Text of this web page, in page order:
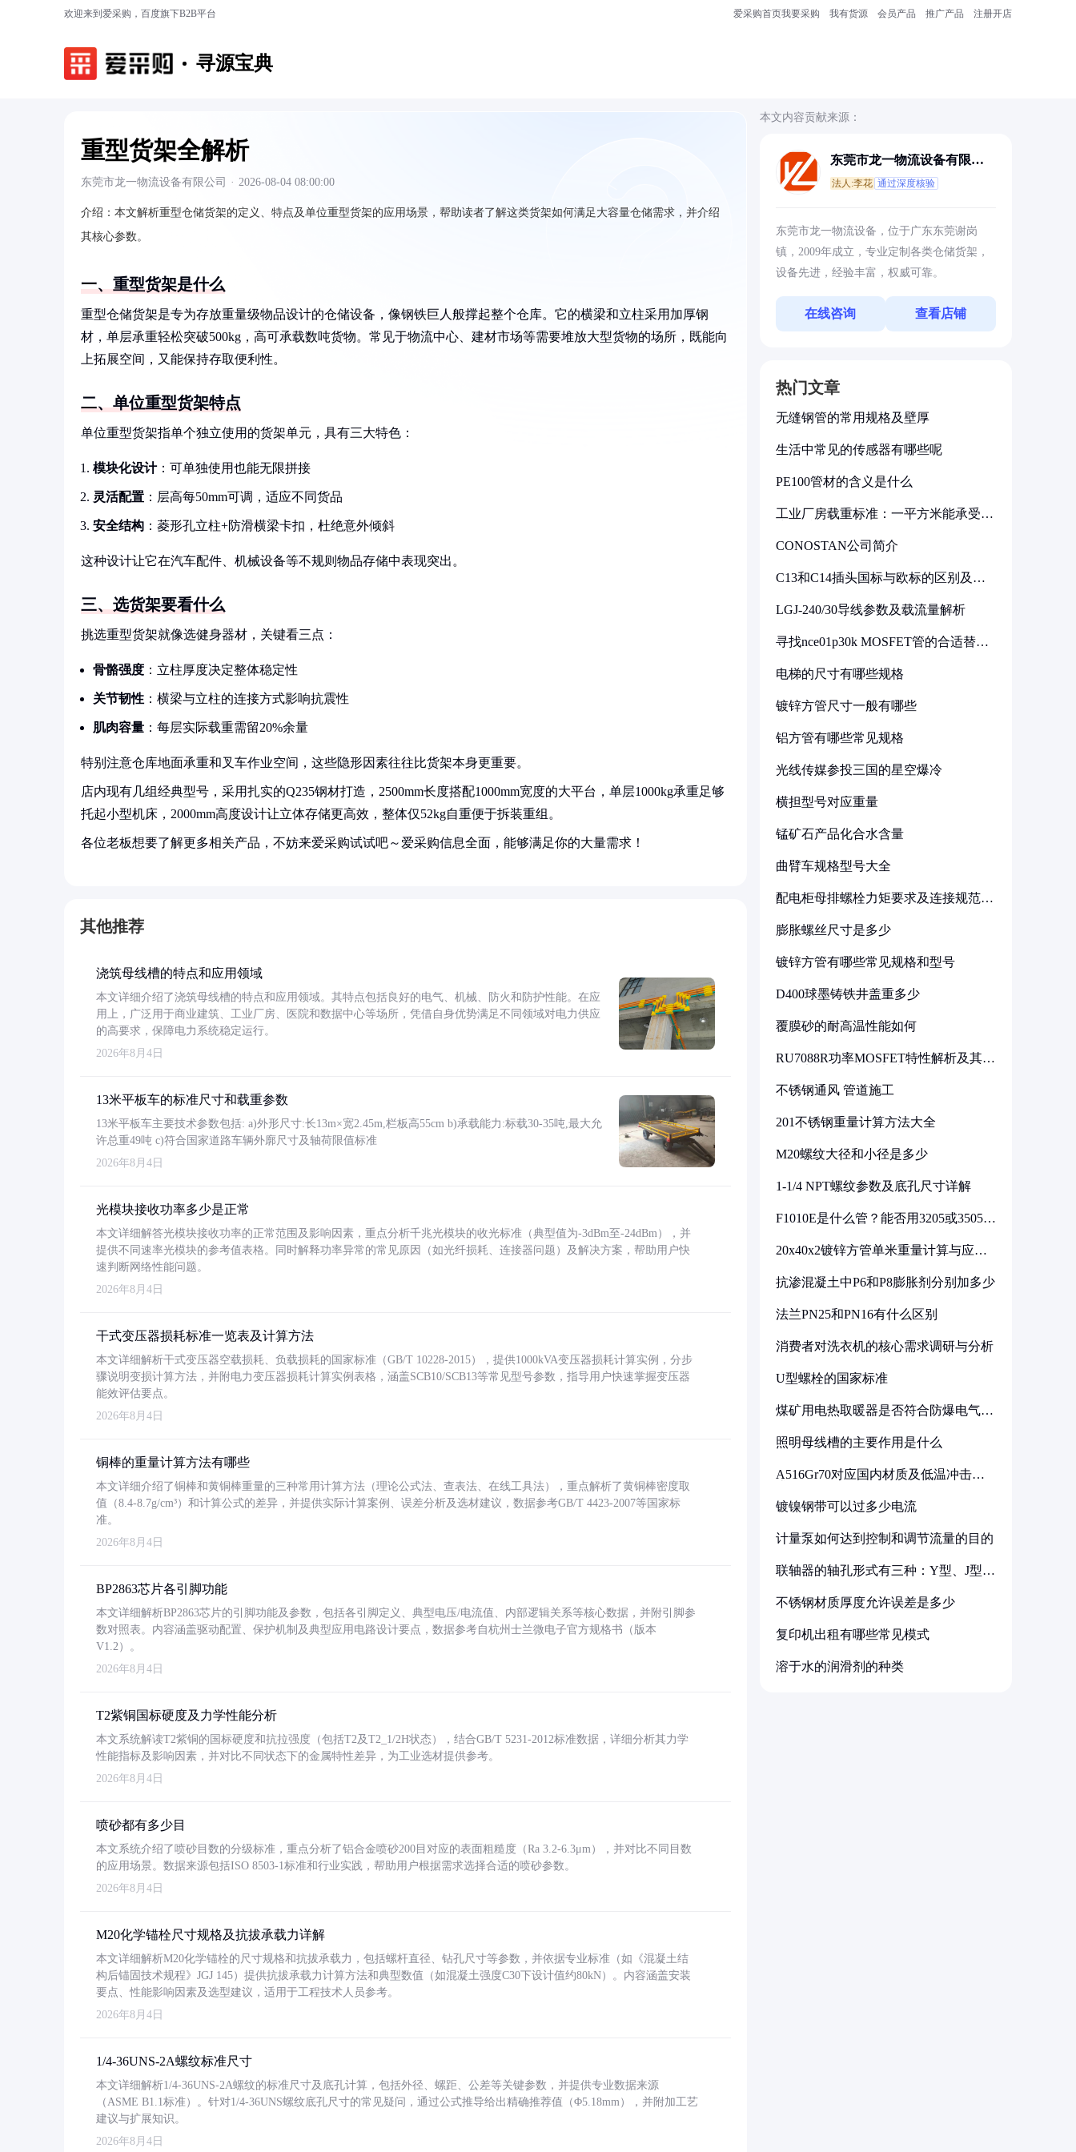
欢迎来到爱采购，百度旗下B2B平台 爱采购首页我要采购 我有货源 会员产品 推广产品 注册开店
寻源宝典
重型货架全解析
东莞市龙一物流设备有限公司 · 2026-08-04 08:00:00
介绍： 本文解析重型仓储货架的定义、特点及单位重型货架的应用场景，帮助读者了解这类货架如何满足大容量仓储需求，并介绍
其核心参数。
一、重型货架是什么
重型仓储货架是专为存放重量级物品设计的仓储设备，像钢铁巨人般撑起整个仓库。它的横梁和立柱采用加厚钢
材，单层承重轻松突破500kg，高可承载数吨货物。常见于物流中心、建材市场等需要堆放大型货物的场所，既能向
上拓展空间，又能保持存取便利性。
二、单位重型货架特点
单位重型货架指单个独立使用的货架单元，具有三大特色：
模块化设计：可单独使用也能无限拼接
灵活配置 ：层高每50mm可调，适应不同货品
安全结构 ：菱形孔立柱+防滑横梁卡扣，杜绝意外倾斜
这种设计让它在汽车配件、机械设备等不规则物品存储中表现突出。
三、选货架要看什么
挑选重型货架就像选健身器材，关键看三点：
骨骼强度 ：立柱厚度决定整体稳定性
关节韧性 ：横梁与立柱的连接方式影响抗震性
肌肉容量 ：每层实际载重需留20%余量
特别注意仓库地面承重和叉车作业空间，这些隐形因素往往比货架本身更重要。
店内现有几组经典型号，采用扎实的Q235钢材打造，2500mm长度搭配1000mm宽度的大平台，单层1000kg承重足够
托起小型机床，2000mm高度设计让立体存储更高效，整体仅52kg自重便于拆装重组。
各位老板想要了解更多相关产品，不妨来爱采购试试吧～爱采购信息全面，能够满足你的大量需求！
其他推荐
浇筑母线槽的特点和应用领域
本文详细介绍了浇筑母线槽的特点和应用领域。其特点包括良好的电气、机械、防火和防护性能。在应
用上，广泛用于商业建筑、工业厂房、医院和数据中心等场所，凭借自身优势满足不同领域对电力供应
的高要求，保障电力系统稳定运行。
2026年8月4日
13米平板车的标准尺寸和载重参数
13米平板车主要技术参数包括: a)外形尺寸:长13m×宽2.45m,栏板高55cm b)承载能力:标载30-35吨,最大允
许总重49吨 c)符合国家道路车辆外廓尺寸及轴荷限值标准
2026年8月4日
光模块接收功率多少是正常
本文详细解答光模块接收功率的正常范围及影响因素，重点分析千兆光模块的收光标准（典型值为-3dBm至-24dBm），并
提供不同速率光模块的参考值表格。同时解释功率异常的常见原因（如光纤损耗、连接器问题）及解决方案，帮助用户快
速判断网络性能问题。
2026年8月4日
干式变压器损耗标准一览表及计算方法
本文详细解析干式变压器空载损耗、负载损耗的国家标准（GB/T 10228-2015），提供1000kVA变压器损耗计算实例，分步
骤说明变损计算方法，并附电力变压器损耗计算实例表格，涵盖SCB10/SCB13等常见型号参数，指导用户快速掌握变压器
能效评估要点。
2026年8月4日
铜棒的重量计算方法有哪些
本文详细介绍了铜棒和黄铜棒重量的三种常用计算方法（理论公式法、查表法、在线工具法），重点解析了黄铜棒密度取
值（8.4-8.7g/cm³）和计算公式的差异，并提供实际计算案例、误差分析及选材建议，数据参考GB/T 4423-2007等国家标
准。
2026年8月4日
BP2863芯片各引脚功能
本文详细解析BP2863芯片的引脚功能及参数，包括各引脚定义、典型电压/电流值、内部逻辑关系等核心数据，并附引脚参
数对照表。内容涵盖驱动配置、保护机制及典型应用电路设计要点，数据参考自杭州士兰微电子官方规格书（版本
V1.2）。
2026年8月4日
T2紫铜国标硬度及力学性能分析
本文系统解读T2紫铜的国标硬度和抗拉强度（包括T2及T2_1/2H状态），结合GB/T 5231-2012标准数据，详细分析其力学
性能指标及影响因素，并对比不同状态下的金属特性差异，为工业选材提供参考。
2026年8月4日
喷砂都有多少目
本文系统介绍了喷砂目数的分级标准，重点分析了铝合金喷砂200目对应的表面粗糙度（Ra 3.2-6.3μm），并对比不同目数
的应用场景。数据来源包括ISO 8503-1标准和行业实践，帮助用户根据需求选择合适的喷砂参数。
2026年8月4日
M20化学锚栓尺寸规格及抗拔承载力详解
本文详细解析M20化学锚栓的尺寸规格和抗拔承载力，包括螺杆直径、钻孔尺寸等参数，并依据专业标准（如《混凝土结
构后锚固技术规程》JGJ 145）提供抗拔承载力计算方法和典型数值（如混凝土强度C30下设计值约80kN）。内容涵盖安装
要点、性能影响因素及选型建议，适用于工程技术人员参考。
2026年8月4日
1/4-36UNS-2A螺纹标准尺寸
本文详细解析1/4-36UNS-2A螺纹的标准尺寸及底孔计算，包括外径、螺距、公差等关键参数，并提供专业数据来源
（ASME B1.1标准）。针对1/4-36UNS螺纹底孔尺寸的常见疑问，通过公式推导给出精确推荐值（Φ5.18mm），并附加工艺
建议与扩展知识。
2026年8月4日
本文内容贡献来源：
东莞市龙一物流设备有限公
法人:李花 通过深度核验
东莞市龙一物流设备，位于广东东莞谢岗
镇，2009年成立，专业定制各类仓储货架，
设备先进，经验丰富，权威可靠。
在线咨询 查看店铺
热门文章
无缝钢管的常用规格及壁厚
生活中常见的传感器有哪些呢
PE100管材的含义是什么
工业厂房载重标准：一平方米能承受多
CONOSTAN公司简介
C13和C14插头国标与欧标的区别及其
LGJ-240/30导线参数及载流量解析
寻找nce01p30k MOSFET管的合适替代
电梯的尺寸有哪些规格
镀锌方管尺寸一般有哪些
铝方管有哪些常见规格
光线传媒参投三国的星空爆冷
横担型号对应重量
锰矿石产品化合水含量
曲臂车规格型号大全
配电柜母排螺栓力矩要求及连接规范详
膨胀螺丝尺寸是多少
镀锌方管有哪些常见规格和型号
D400球墨铸铁井盖重多少
覆膜砂的耐高温性能如何
RU7088R功率MOSFET特性解析及其在
不锈钢通风 管道施工
201不锈钢重量计算方法大全
M20螺纹大径和小径是多少
1-1/4 NPT螺纹参数及底孔尺寸详解
F1010E是什么管？能否用3205或3505代
20x40x2镀锌方管单米重量计算与应用
抗渗混凝土中P6和P8膨胀剂分别加多少
法兰PN25和PN16有什么区别
消费者对洗衣机的核心需求调研与分析
U型螺栓的国家标准
煤矿用电热取暖器是否符合防爆电气设
照明母线槽的主要作用是什么
A516Gr70对应国内材质及低温冲击要
镀镍钢带可以过多少电流
计量泵如何达到控制和调节流量的目的
联轴器的轴孔形式有三种：Y型、J型、
不锈钢材质厚度允许误差是多少
复印机出租有哪些常见模式
溶于水的润滑剂的种类